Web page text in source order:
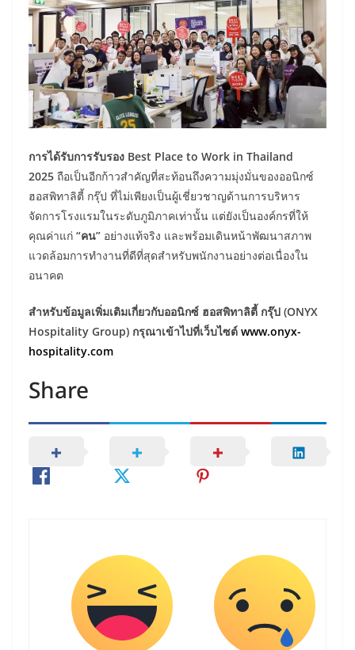
การได้รับการรับรอง Best Place to Work in Thailand
2025 ถือเป็นอีกก้าวสำคัญที่สะท้อนถึงความมุ่งมั่นของออนิกซ์
ฮอสพิทาลิตี้ กรุ๊ป ที่ไม่เพียงเป็นผู้เชี่ยวชาญด้านการบริหาร
จัดการโรงแรมในระดับภูมิภาคเท่านั้น แต่ยังเป็นองค์กรที่ให้
คุณค่าแก่ “คน” อย่างแท้จริง และพร้อมเดินหน้าพัฒนาสภาพ
แวดล้อมการทำงานที่ดีที่สุดสำหรับพนักงานอย่างต่อเนื่องใน
อนาคต
สำหรับข้อมูลเพิ่มเติมเกี่ยวกับออนิกซ์ ฮอสพิทาลิตี้ กรุ๊ป (ONYX
Hospitality Group) กรุณาเข้าไปที่เว็บไซต์ www.onyx-
hospitality.com
Share